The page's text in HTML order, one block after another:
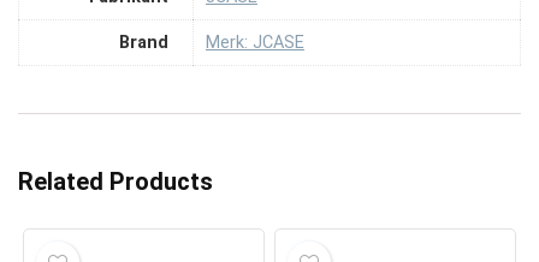
Brand Merk: JCASE
Related Products